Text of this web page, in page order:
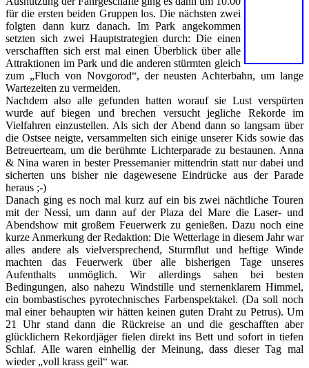
für die ersten beiden Gruppen los. Die nächsten zwei
folgten dann kurz danach. Im Park angekommen
setzten sich zwei Hauptstrategien durch: Die einen
verschafften sich erst mal einen Überblick über alle
Attraktionen im Park und die anderen stürmten gleich
zum „Fluch von Novgorod“, der neusten Achterbahn, um lange
Wartezeiten zu vermeiden.
Nachdem also alle gefunden hatten worauf sie Lust verspürten
wurde auf biegen und brechen versucht jegliche Rekorde im
Vielfahren einzustellen. Als sich der Abend dann so langsam über
die Ostsee neigte, versammelten sich einige unserer Kids sowie das
Betreuerteam, um die berühmte Lichterparade zu bestaunen. Anna
& Nina waren in bester Pressemanier mittendrin statt nur dabei und
sicherten uns bisher nie dagewesene Eindrücke aus der Parade
heraus ;-)
Danach ging es noch mal kurz auf ein bis zwei nächtliche Touren
mit der Nessi, um dann auf der Plaza del Mare die Laser- und
Abendshow mit großem Feuerwerk zu genießen. Dazu noch eine
kurze Anmerkung der Redaktion: Die Wetterlage in diesem Jahr war
alles andere als vielversprechend, Sturmflut und heftige Winde
machten das Feuerwerk über alle bisherigen Tage unseres
Aufenthalts unmöglich. Wir allerdings sahen bei besten
Bedingungen, also nahezu Windstille und sternenklarem Himmel,
ein bombastisches pyrotechnisches Farbenspektakel. (Da soll noch
mal einer behaupten wir hätten keinen guten Draht zu Petrus). Um
21 Uhr stand dann die Rückreise an und die geschafften aber
glücklichern Rekordjäger fielen direkt ins Bett und sofort in tiefen
Schlaf. Alle waren einhellig der Meinung, dass dieser Tag mal
wieder „voll krass geil“ war.